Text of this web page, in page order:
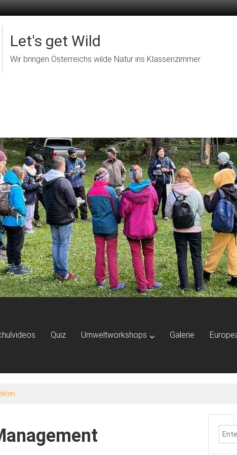
Let's get Wild
Wir bringen Österreichs wilde Natur ins Klassenzimmer
Quiz Umweltworkshops Galerie